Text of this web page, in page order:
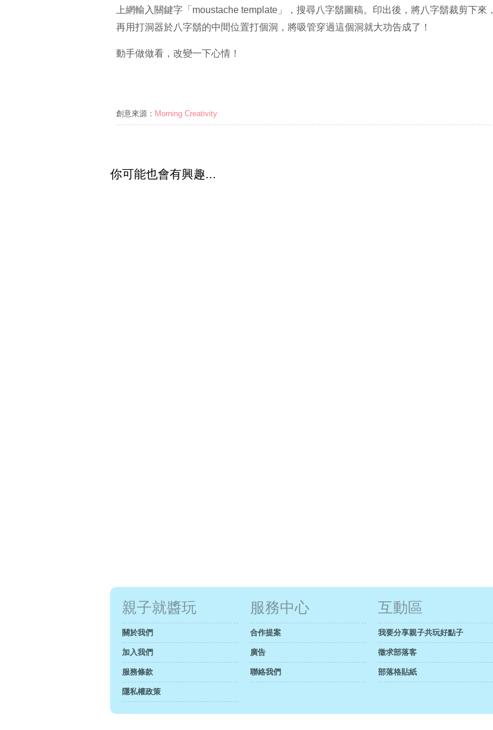
上網輸入關鍵字「 moustache template 」，搜尋八字鬍圖稿。印出後，將八字鬍裁剪下來，
再用打洞器於八字鬍的中間位置打個洞，將吸管穿過這個洞就大功告成了！
動手做做看，改變一下心情！
創意來源： Morning Creativity
你可能也會有興趣...
親子就醬玩
關於我們
加入我們
服務條款
隱私權政策
服務中心
合作提案
廣告
聯絡我們
互動區
我要分享親子共玩好點子
徵求部落客
部落格貼紙